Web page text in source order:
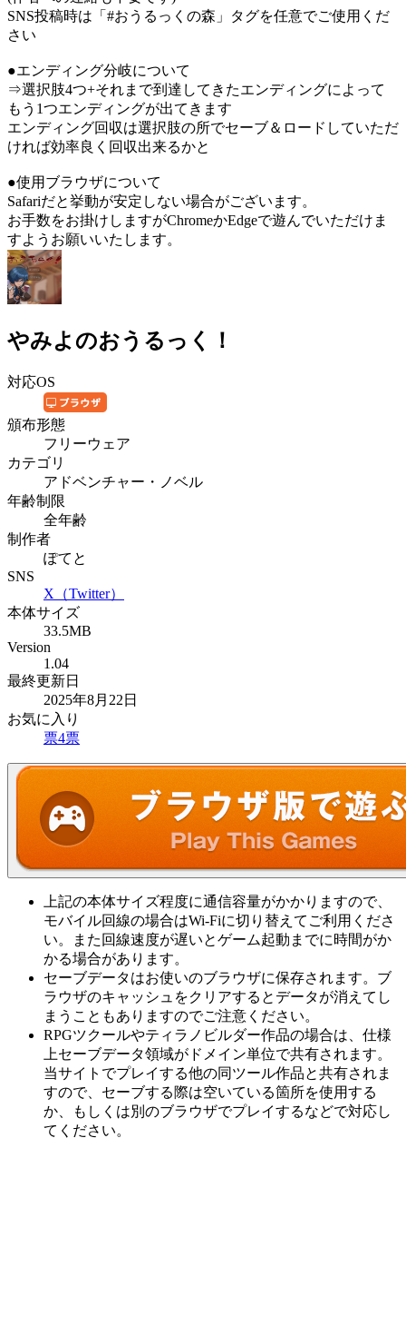
SNS投稿時は「#おうるっくの森」タグを任意でご使用くだ
さい
●エンディング分岐について
⇒選択肢4つ+それまで到達してきたエンディングによって
もう1つエンディングが出てきます
エンディング回収は選択肢の所でセーブ＆ロードしていただ
ければ効率良く回収出来るかと
●使用ブラウザについて
Safariだと挙動が安定しない場合がございます。
お手数をお掛けしますがChromeかEdgeで遊んでいただけま
すようお願いいたします。
やみよのおうるっく！
対応OS
頒布形態
フリーウェア
カテゴリ
アドベンチャー・ノベル
年齢制限
全年齢
制作者
ぽてと
SNS
X（Twitter）
本体サイズ
33.5MB
Version
1.04
最終更新日
2025年8月22日
お気に入り
票4票
上記の本体サイズ程度に通信容量がかかりますので、
モバイル回線の場合はWi-Fiに切り替えてご利用くださ
い。また回線速度が遅いとゲーム起動までに時間がか
かる場合があります。
セーブデータはお使いのブラウザに保存されます。ブ
ラウザのキャッシュをクリアするとデータが消えてし
まうこともありますのでご注意ください。
RPGツクールやティラノビルダー作品の場合は、仕様
上セーブデータ領域がドメイン単位で共有されます。
当サイトでプレイする他の同ツール作品と共有されま
すので、セーブする際は空いている箇所を使用する
か、もしくは別のブラウザでプレイするなどで対応し
てください。